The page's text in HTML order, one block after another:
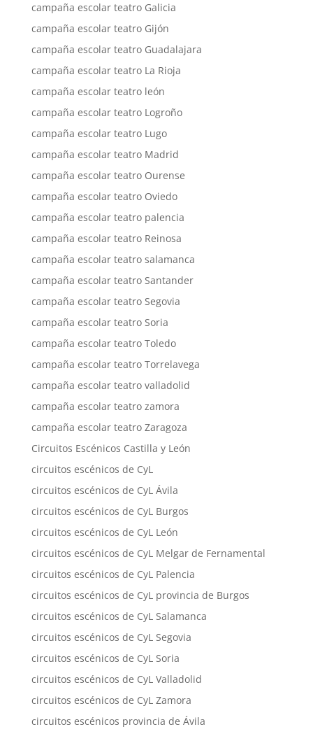
campaña escolar teatro Galicia
campaña escolar teatro Gijón
campaña escolar teatro Guadalajara
campaña escolar teatro La Rioja
campaña escolar teatro león
campaña escolar teatro Logroño
campaña escolar teatro Lugo
campaña escolar teatro Madrid
campaña escolar teatro Ourense
campaña escolar teatro Oviedo
campaña escolar teatro palencia
campaña escolar teatro Reinosa
campaña escolar teatro salamanca
campaña escolar teatro Santander
campaña escolar teatro Segovia
campaña escolar teatro Soria
campaña escolar teatro Toledo
campaña escolar teatro Torrelavega
campaña escolar teatro valladolid
campaña escolar teatro zamora
campaña escolar teatro Zaragoza
Circuitos Escénicos Castilla y León
circuitos escénicos de CyL
circuitos escénicos de CyL Ávila
circuitos escénicos de CyL Burgos
circuitos escénicos de CyL León
circuitos escénicos de CyL Melgar de Fernamental
circuitos escénicos de CyL Palencia
circuitos escénicos de CyL provincia de Burgos
circuitos escénicos de CyL Salamanca
circuitos escénicos de CyL Segovia
circuitos escénicos de CyL Soria
circuitos escénicos de CyL Valladolid
circuitos escénicos de CyL Zamora
circuitos escénicos provincia de Ávila